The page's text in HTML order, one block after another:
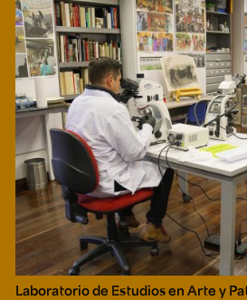
Laboratorio de Estudios en Arte y